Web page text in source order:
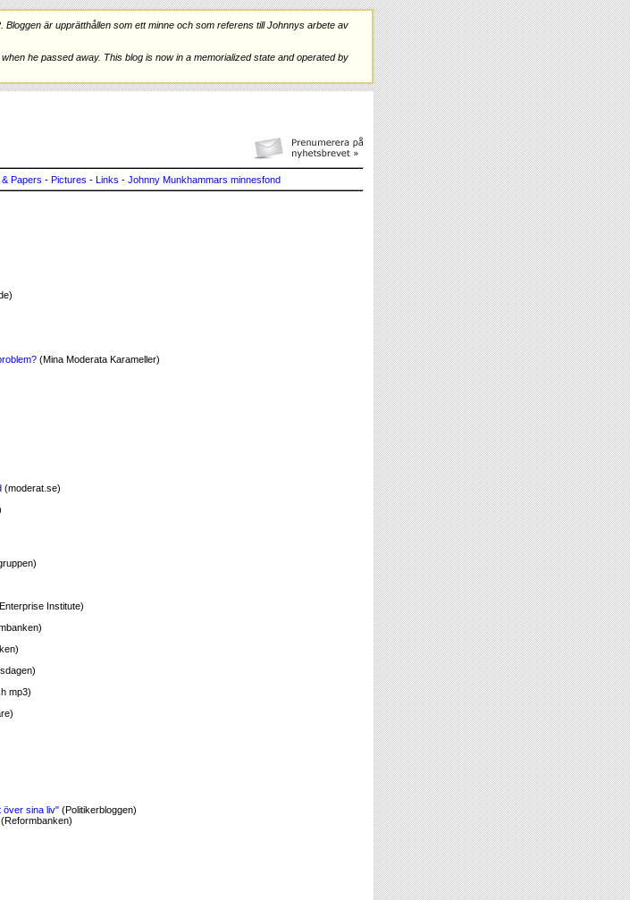
är upprätthållen som ett minne och som referens till Johnnys arbete av
he passed away. This blog is now in a memorialized state and operated by
Papers - Pictures - Links - Johnny Munkhammars minnesfond
(Mina Moderata Karameller)
(moderat.se)
Institute)
mp3)
över sina liv" (Politikerbloggen)
(Reformbanken)